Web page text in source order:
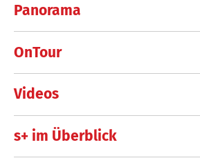
Panorama
OnTour
Videos
s+ im Überblick